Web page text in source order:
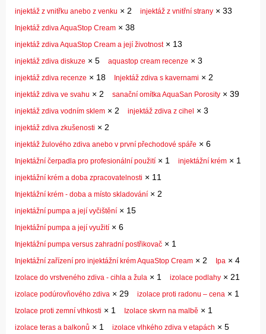
injektáž z vnitřku anebo z venku × 2 injektáž z vnitřní strany × 33
Injektáž zdiva AquaStop Cream × 38
injektáž zdiva AquaStop Cream a její životnost× 13
injektáž zdiva diskuze × 5 aquastop cream recenze × 3
injektáž zdiva recenze × 18 Injektáž zdiva s kavernami × 2
injektáž zdiva ve svahu × 2 sanační omítka AquaSan Porosity × 39
injektáž zdiva vodním sklem × 2 injektáž zdiva z cihel × 3
injektáž zdiva zkušenosti × 2
injektáž žulového zdiva anebo v první přechodové spáře × 6
Injektážní čerpadla pro profesionální použití × 1 injektážní krém × 1
injektážní krém a doba zpracovatelnosti × 11
Injektážní krém - doba a místo skladování × 2
injektážní pumpa a její vyčištění × 15
Injektážní pumpa a její využití × 6
Injektážní pumpa versus zahradní postřikovač × 1
Injektážní zařízení pro injektážní krém AquaStop Cream × 2 Ipa × 4
Izolace do vrstveného zdiva - cihla a žula × 1 izolace podlahy × 21
izolace podúrovňového zdiva × 29 izolace proti radonu – cena × 1
Izolace proti zemní vlhkosti × 1 Izolace skvrn na malbě × 1
izolace teras a balkonů × 1 izolace vlhkého zdiva v etapách × 5